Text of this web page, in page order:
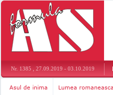
Nr. 1385 , 27.09.2019 - 03.10.2019
Asul de inima Lumea romaneasca